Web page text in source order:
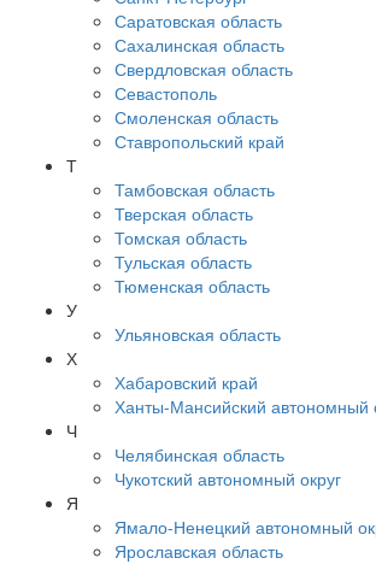
Саратовская область
Сахалинская область
Свердловская область
Севастополь
Смоленская область
Ставропольский край
Т
Тамбовская область
Тверская область
Томская область
Тульская область
Тюменская область
У
Ульяновская область
Х
Хабаровский край
Ханты-Мансийский автономный
Ч
Челябинская область
Чукотский автономный округ
Я
Ямало-Ненецкий автономный
Ярославская область